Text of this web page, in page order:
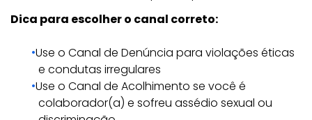
Dica para escolher o canal correto:
Use o Canal de Denúncia para violações éticas
e condutas irregulares
Use o Canal de Acolhimento se você é
colaborador(a) e sofreu assédio sexual ou